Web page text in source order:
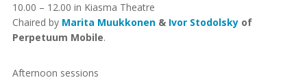
10.00 – 12.00 in Kiasma Theatre
Chaired by Marita Muukkonen & Ivor Stodolsky of
Perpetuum Mobile.
Afternoon sessions